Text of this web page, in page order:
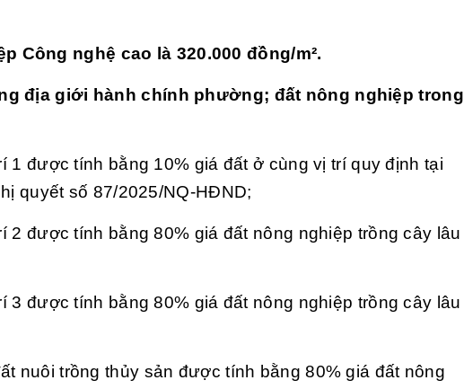
Công nghệ cao là 320.000 đồng/m².
địa giới hành chính phường; đất nông nghiệp trong
1 được tính bằng 10% giá đất ở cùng vị trí quy định tại
quyết số 87/2025/NQ-HĐND;
2 được tính bằng 80% giá đất nông nghiệp trồng cây lâu
3 được tính bằng 80% giá đất nông nghiệp trồng cây lâu
nuôi trồng thủy sản được tính bằng 80% giá đất nông